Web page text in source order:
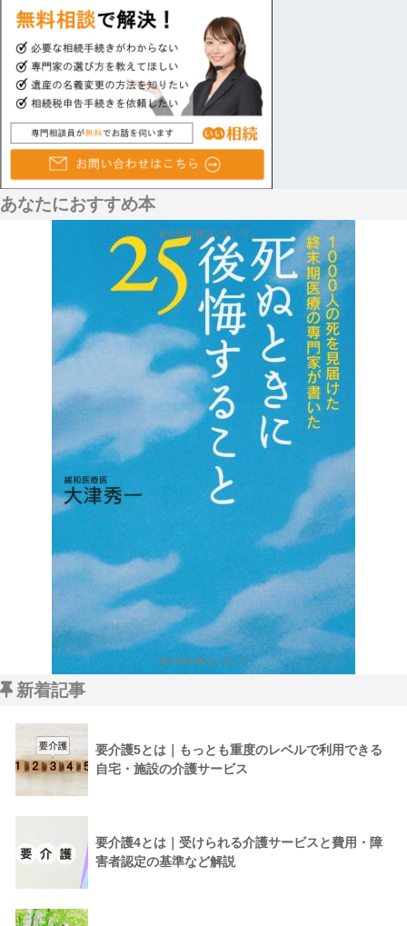
あなたにおすすめ本
新着記事
要介護5とは｜もっとも重度のレベルで利用できる
自宅・施設の介護サービス
要介護4とは｜受けられる介護サービスと費用・障
害者認定の基準など解説